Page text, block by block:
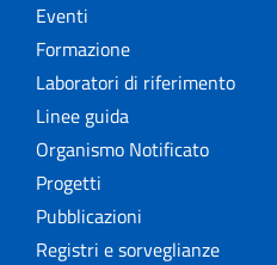
Eventi
Formazione
Laboratori di riferimento
Linee guida
Organismo Notificato
Progetti
Pubblicazioni
Registri e sorveglianze